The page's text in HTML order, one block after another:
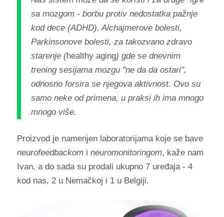
sa mozgom - borbu protiv nedostatka pažnje
kod dece (ADHD), Alchajmerove bolesti,
Parkinsonove bolesti, za takozvano zdravo
starenje (healthy aging) gde se dnevnim
trening sesijama mozgu "ne da da ostari",
odnosno forsira se njegova aktivnost. Ovo su
samo neke od primena, u praksi ih ima mnogo
mnogo više.
Proizvod je namenjen laboratorijama koje se bave
neurofeedbackomi neuromonitoringom, kaže nam
Ivan, a do sada su prodali ukupno 7 uređaja - 4
kod nas, 2 u Nemačkoj i 1 u Belgiji.